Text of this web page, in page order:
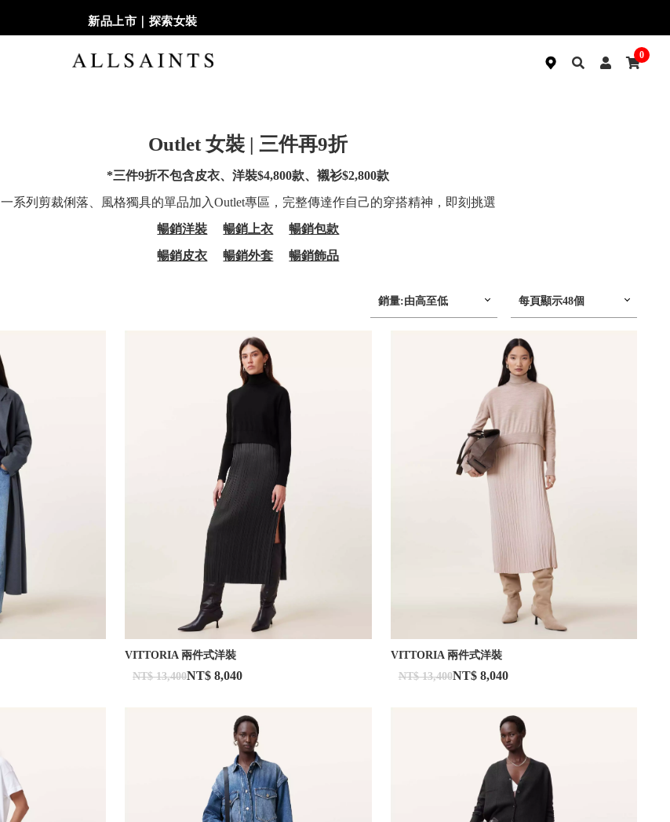
新品上市｜探索女裝
0
Outlet 女裝 | 三件再9折
*三件9折不包含皮衣、洋裝$4,800款、襯衫$2,800款
一系列剪裁俐落、風格獨具的單品加入Outlet專區，完整傳達作自己的穿搭精神，即刻挑選
暢銷洋裝
暢銷上衣
暢銷包款
暢銷皮衣
暢銷外套 暢銷飾品
銷量:由高至低 每頁顯示48個
VITTORIA 兩件式洋裝
NT$ 13,400NT$ 8,040
VITTORIA 兩件式洋裝
NT$ 13,400NT$ 8,040